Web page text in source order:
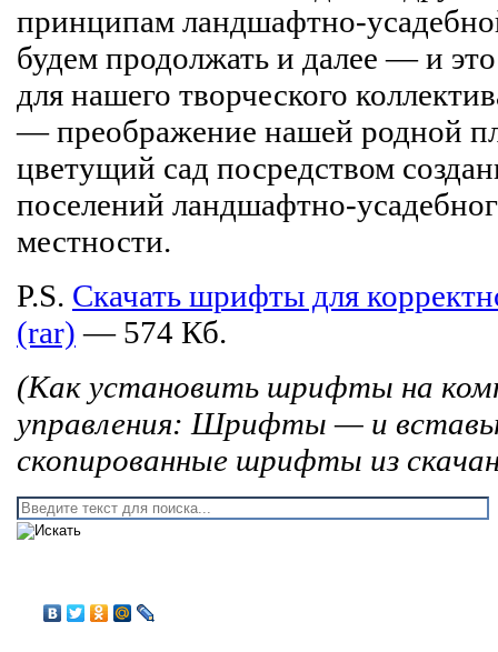
принципам ландшафтно-
будем продолжать и далее — и
для нашего творческого
— преображение нашей родной
цветущий сад посредством
поселений ландшафтно-
местности.
P.S. Скачать шрифты для
(rar) — 574 Кб.
(Как установить шрифты на
управления: Шрифты — и
скопированные шрифты из